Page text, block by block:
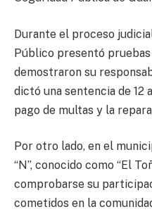
Durante el proceso
Público presentó
demostraron su
dictó una sentencia de 12
pago de multas y la
Por otro lado, en el
“N”, conocido como “El
comprobarse su
cometidos en la